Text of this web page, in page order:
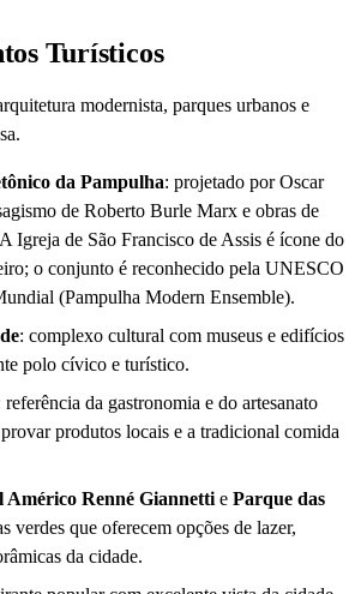
Turísticos
modernista, parques urbanos e
da Pampulha: projetado por Oscar
de Roberto Burle Marx e obras de
Igreja de São Francisco de Assis é ícone do
o conjunto é reconhecido pela UNESCO
(Pampulha Modern Ensemble).
: complexo cultural com museus e edifícios
polo cívico e turístico.
referência da gastronomia e do artesanato
produtos locais e a tradicional comida
Renné Giannetti e Parque das
verdes que oferecem opções de lazer,
da cidade.